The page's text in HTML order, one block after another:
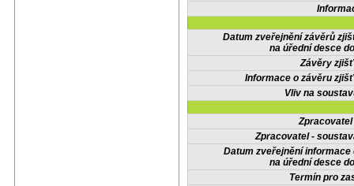
Datum zveřejnění závěrů
na úřední desce
Závěry
Informace o závěru
Vliv na
Zpracovatel -
Datum zveřejnění informace
na úřední desce
Termín pro